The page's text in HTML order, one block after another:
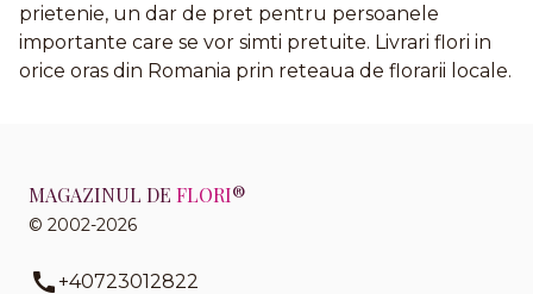
prietenie, un dar de pret pentru persoanele
importante care se vor simti pretuite. Livrari flori in
orice oras din Romania prin reteaua de florarii locale.
MAGAZINUL DE FLORI®
© 2002-2026
+40723012822